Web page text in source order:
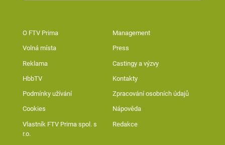
O FTV Prima Management
Volná místa Press
Reklama Castingy a výzvy
HbbTV Kontakty
Podmínky užívání Zpracování osobních údajů
Cookies Nápověda
Vlastník FTV Prima spol. s
r.o.
Redakce